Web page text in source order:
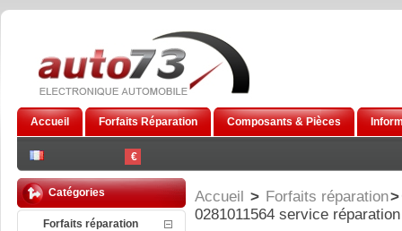
€
Accueil Forfaits Réparation Composants & Pièces
Catégories
Forfaits réparation
Accueil > Forfaits réparation>
0281011564 service